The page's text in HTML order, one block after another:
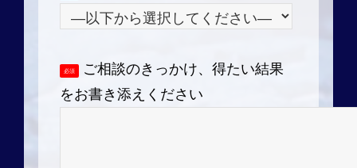
必須
ご相談のきっかけ、得たい結果
をお書き添えください